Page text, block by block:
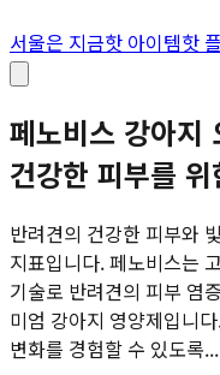
서울은 지금핫 아이템핫
페노비스 강아지
건강한 피부를 위
반려견의 건강한 피부와
지표입니다. 페노비스는
기술로 반려견의 피부 염
미엄 강아지 영양제입니
변화를 경험할 수 있도록...